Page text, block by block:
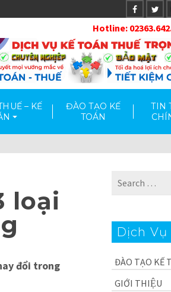
Hotline:
– KẾ
ĐÀO TẠO KẾ
TOÁN
TIN
loại
đổi trong
Search
Dịch Vụ
ĐÀO TẠO KẾ
GIỚI THIỆU